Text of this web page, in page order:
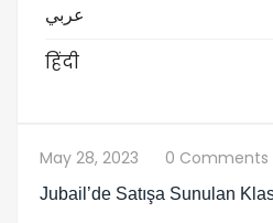
عربي
हिंदी
May 28, 2023 0 Comments
Jubail’de Satışa Sunulan